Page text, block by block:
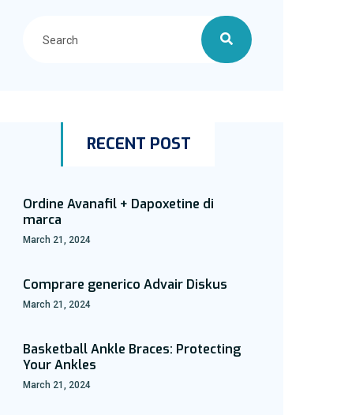
RECENT POST
Ordine Avanafil + Dapoxetine di
marca
March 21, 2024
Comprare generico Advair Diskus
March 21, 2024
Basketball Ankle Braces: Protecting
Your Ankles
March 21, 2024